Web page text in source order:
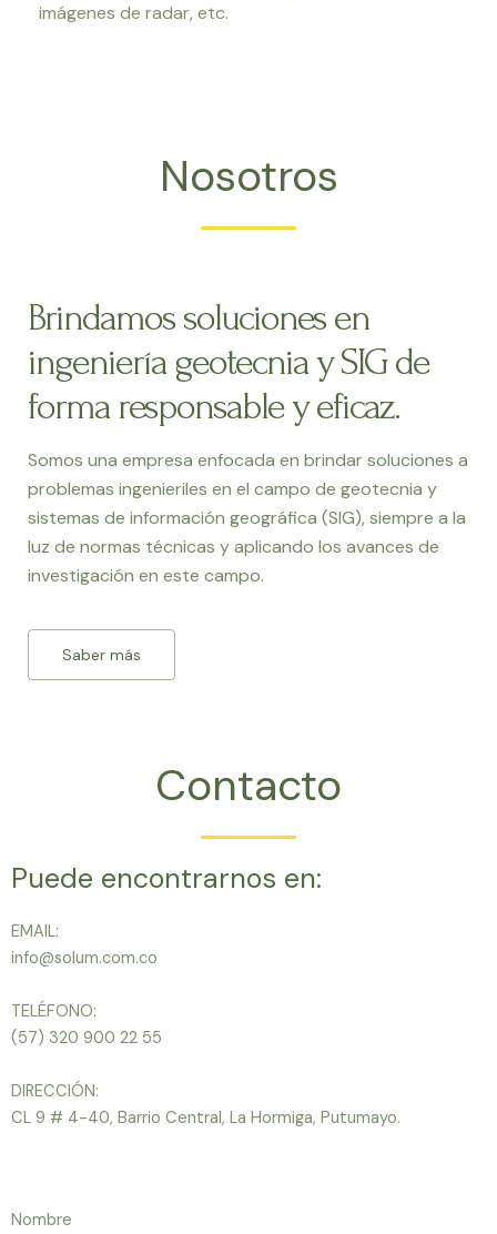
imágenes de radar, etc.
Nosotros
Brindamos soluciones en
ingeniería geotecnia y SIG de
forma responsable y eficaz.
Somos una empresa enfocada en brindar soluciones a
problemas ingenieriles en el campo de geotecnia y
sistemas de información geográfica (SIG), siempre a la
luz de normas técnicas y aplicando los avances de
investigación en este campo.
Saber más
Contacto
Puede encontrarnos en:
EMAIL:
info@solum.com.co
TELÉFONO:
(57) 320 900 22 55
DIRECCIÓN:
CL 9 # 4-40, Barrio Central, La Hormiga, Putumayo.
Nombre